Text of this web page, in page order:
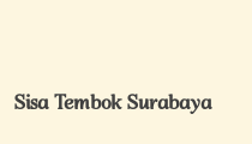
Sisa Tembok Surabaya